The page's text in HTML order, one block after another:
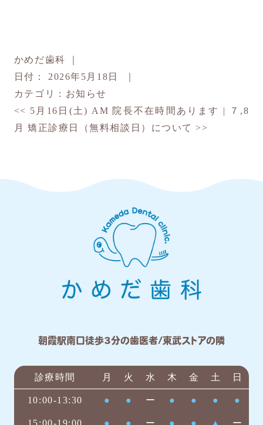
かめだ歯科
日付：2026年5月18日
カテゴリ： お知らせ
<< 5月16日(土) AM 院長不在時間あります
７,8
月 矯正診療日（無料相談日）について >>
朝霞駅南口徒歩3分の歯医者/東武ストアの隣
診療時間 月 火 水 木 金 土 日
10:00-13:30 ● ● ー ● ● ● ●